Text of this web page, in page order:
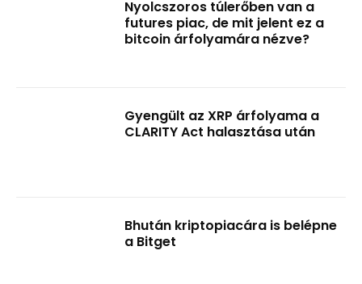
Nyolcszoros túlerőben van a
futures piac, de mit jelent ez a
bitcoin árfolyamára nézve?
Gyengült az XRP árfolyama a
CLARITY Act halasztása után
Bhután kriptopiacára is belépne
a Bitget